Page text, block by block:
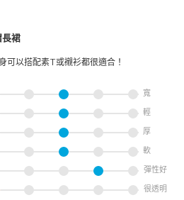
長裙
可以搭配素T或襯衫都很適合！
寬
輕
厚
軟
彈性好
很透明